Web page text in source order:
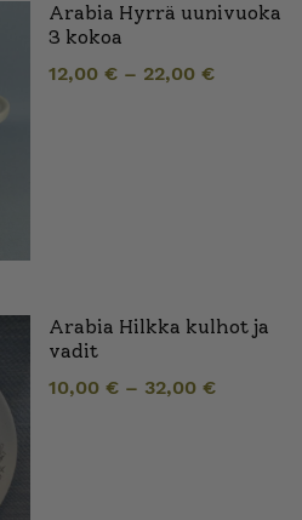
Arabia Hyrrä uunivuoka
3 kokoa
12,00 € – 22,00 €
Arabia Hilkka kulhot ja
vadit
10,00 € – 32,00 €